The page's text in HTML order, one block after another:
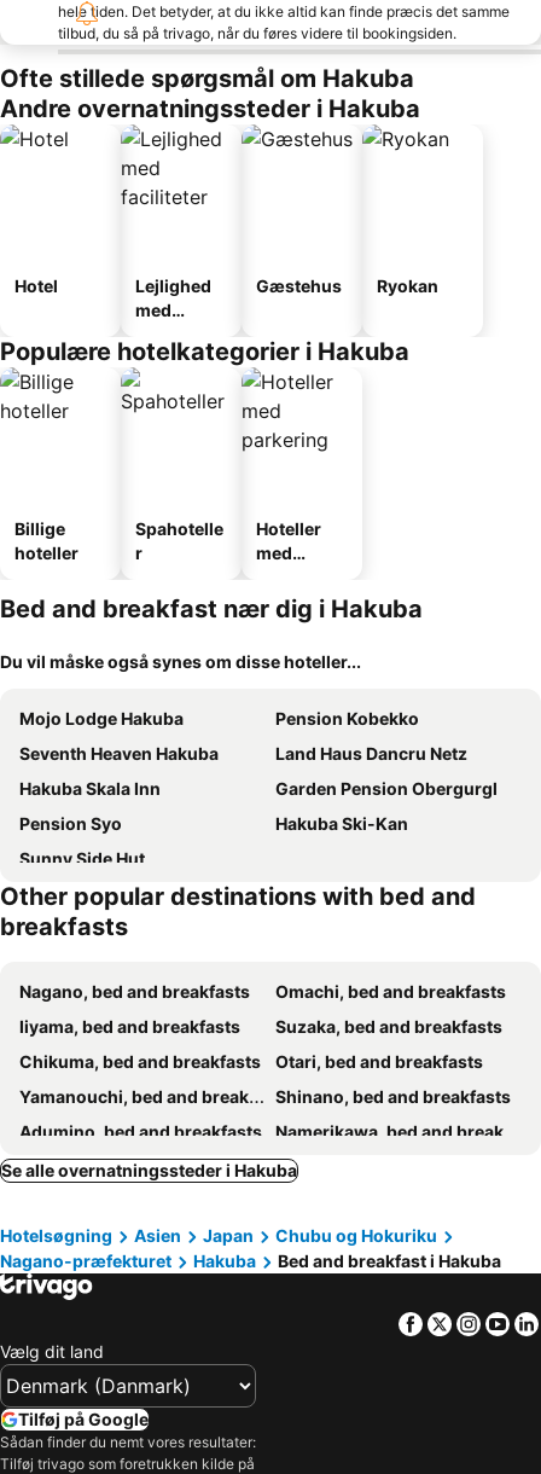
hele tiden. Det betyder, at du ikke altid kan finde præcis det samme
tilbud, du så på trivago, når du føres videre til bookingsiden.
Ofte stillede spørgsmål om Hakuba
Andre overnatningssteder i Hakuba
Hotel
Lejlighed
med
Gæstehus Ryokan
Populære hotelkategorier i Hakuba
Billige
hoteller
Spahotelle
r
Hoteller
med
Bed and breakfast nær dig i Hakuba
Du vil måske også synes om disse hoteller...
Mojo Lodge Hakuba
Pension Kobekko
Seventh Heaven Hakuba
Land Haus Dancru Netz
Hakuba Skala Inn
Garden Pension Obergurgl
Pension Syo
Hakuba Ski-Kan
Sunny Side Hut
Other popular destinations with bed and
breakfasts
Nagano, bed and breakfasts
Omachi, bed and breakfasts
Iiyama, bed and breakfasts
Suzaka, bed and breakfasts
Chikuma, bed and breakfasts
Otari, bed and breakfasts
Yamanouchi, bed and breakfasts
Shinano, bed and breakfasts
Adumino, bed and breakfasts
Namerikawa, bed and breakfasts
Azumino, bed and breakfasts
Sakaki, bed and breakfasts
Asahi, bed and breakfasts
Nakano, bed and breakfasts
Matsukawa, bed and breakfasts
Se alle overnatningssteder i Hakuba
Hotelsøgning Asien Japan
Chubu og Hokuriku
Nagano-præfekturet
Hakuba Bed and breakfast i Hakuba
Facebook
Twitter
Vælg dit land
Tilføj på Google
Sådan finder du nemt vores resultater:
Tilføj trivago som foretrukken kilde på